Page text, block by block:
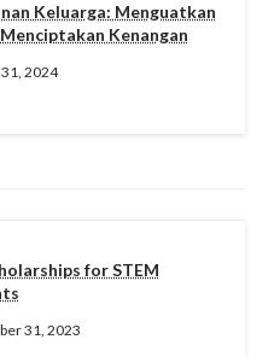
Keluarga: Menguatkan
Kenangan
2024
for STEM
31, 2023